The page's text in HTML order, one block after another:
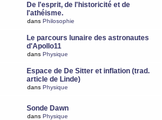
De l'esprit, de l'historicité et de
l'athéisme.
dans Philosophie
Le parcours lunaire des astronautes
d'Apollo11
dans Physique
Espace de De Sitter et inflation (trad.
article de Linde)
dans Physique
Sonde Dawn
dans Physique